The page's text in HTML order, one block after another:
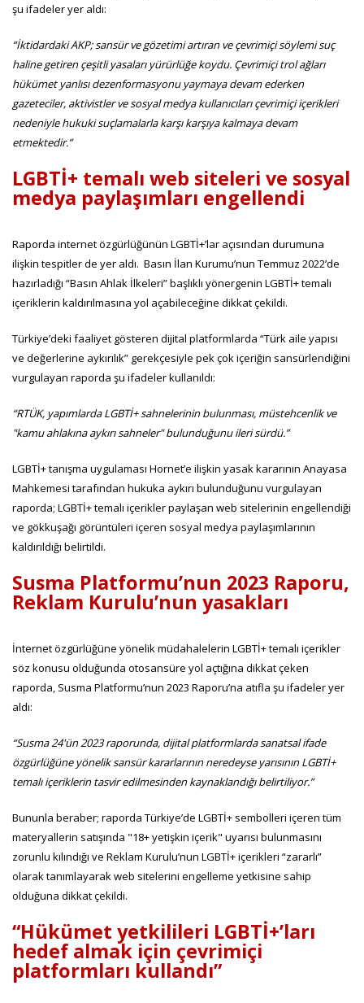
şu ifadeler yer aldı:
“İktidardaki AKP; sansür ve gözetimi artıran ve çevrimiçi söylemi suç
haline getiren çeşitli yasaları yürürlüğe koydu. Çevrimiçi trol ağları
hükümet yanlısı dezenformasyonu yaymaya devam ederken
gazeteciler, aktivistler ve sosyal medya kullanıcıları çevrimiçi içerikleri
nedeniyle hukuki suçlamalarla karşı karşıya kalmaya devam
etmektedir.”
LGBTİ+ temalı web siteleri ve sosyal
medya paylaşımları engellendi
Raporda internet özgürlüğünün LGBTİ+’lar açısından durumuna
ilişkin tespitler de yer aldı. Basın İlan Kurumu’nun Temmuz 2022’de
hazırladığı “Basın Ahlak İlkeleri” başlıklı yönergenin LGBTİ+ temalı
içeriklerin kaldırılmasına yol açabileceğine dikkat çekildi.
Türkiye’deki faaliyet gösteren dijital platformlarda “Türk aile yapısı
ve değerlerine aykırılık” gerekçesiyle pek çok içeriğin sansürlendiğini
vurgulayan raporda şu ifadeler kullanıldı:
“RTÜK, yapımlarda LGBTİ+ sahnelerinin bulunması, müstehcenlik ve
"kamu ahlakına aykırı sahneler" bulunduğunu ileri sürdü.”
LGBTİ+ tanışma uygulaması Hornet’e ilişkin yasak kararının Anayasa
Mahkemesi tarafından hukuka aykırı bulunduğunu vurgulayan
raporda; LGBTİ+ temalı içerikler paylaşan web sitelerinin engellendiği
ve gökkuşağı görüntüleri içeren sosyal medya paylaşımlarının
kaldırıldığı belirtildi.
Susma Platformu’nun 2023 Raporu,
Reklam Kurulu’nun yasakları
İnternet özgürlüğüne yönelik müdahalelerin LGBTİ+ temalı içerikler
söz konusu olduğunda otosansüre yol açtığına dikkat çeken
raporda, Susma Platformu’nun 2023 Raporu’na atıfla şu ifadeler yer
aldı:
“Susma 24'ün 2023 raporunda, dijital platformlarda sanatsal ifade
özgürlüğüne yönelik sansür kararlarının neredeyse yarısının LGBTİ+
temalı içeriklerin tasvir edilmesinden kaynaklandığı belirtiliyor.”
Bununla beraber; raporda Türkiye’de LGBTİ+ sembolleri içeren tüm
materyallerin satışında "18+ yetişkin içerik" uyarısı bulunmasını
zorunlu kılındığı ve Reklam Kurulu’nun LGBTİ+ içerikleri “zararlı”
olarak tanımlayarak web sitelerini engelleme yetkisine sahip
olduğuna dikkat çekildi.
“Hükümet yetkilileri LGBTİ+’ları
hedef almak için çevrimiçi
platformları kullandı”